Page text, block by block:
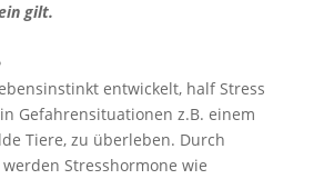
gilt.
entwickelt, half Stress
Gefahrensituationen z.B. einem
Tiere, zu überleben. Durch
Stresshormone wie